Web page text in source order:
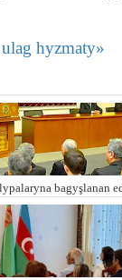
hyzmaty»
bagyşlanan